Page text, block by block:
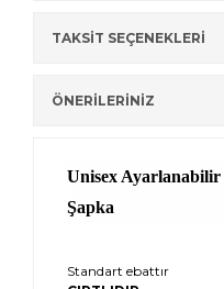
TAKSİT SEÇENEKLERİ
ÖNERİLERİNİZ
Unisex
Şapka
Standart ebattır